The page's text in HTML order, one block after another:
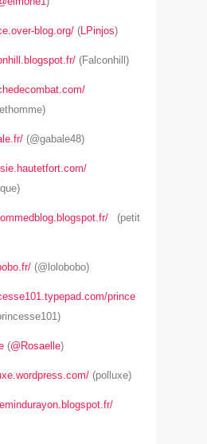
blog.org/ ( LPinjos)
(Falconhill)
(@gabale48)
(petit
(@lolobobo)
prince
(@Rosaelle)
(polluxe)